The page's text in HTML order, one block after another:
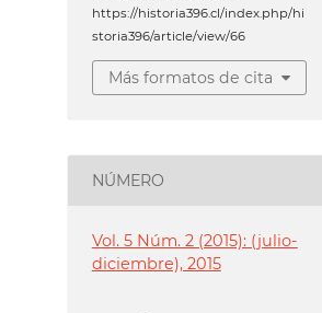
https://historia396.cl/index.php/hi
storia396/article/view/66
Más formatos de cita
NÚMERO
Vol. 5 Núm. 2 (2015): (julio-
diciembre), 2015